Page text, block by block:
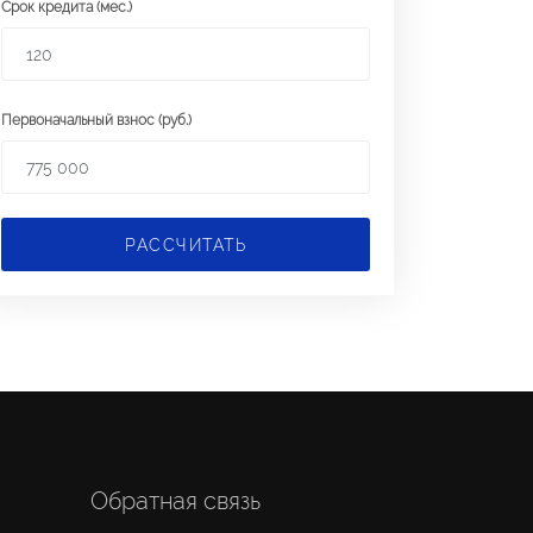
Срок кредита (мес.)
Первоначальный взнос (руб.)
РАССЧИТАТЬ
Обратная связь